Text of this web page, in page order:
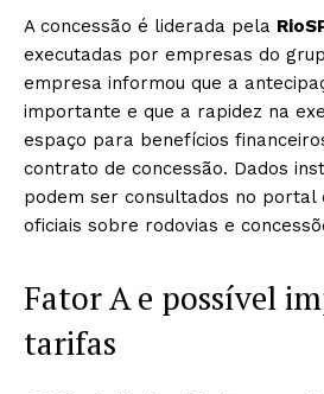
A concessão é liderada pela
executadas por empresas do
empresa informou que a
importante e que a rapidez na
espaço para benefícios
contrato de concessão. Dados
podem ser consultados no portal
oficiais sobre rodovias e
Fator A e possível
tarifas